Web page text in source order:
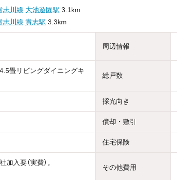
志川線 大池遊園駅 3.1km
志川線 貴志駅 3.3km
周辺情報
畳リビングダイニングキ
総戸数
採光向き
償却・敷引
住宅保険
入要（実費）。
その他費用